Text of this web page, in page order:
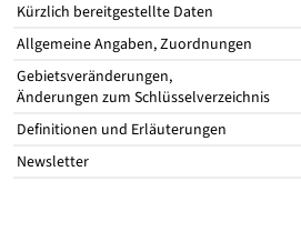
Kürzlich bereitgestellte Daten
Allgemeine Angaben, Zuordnungen
Gebietsveränderungen,
Änderungen zum Schlüsselverzeichnis
Definitionen und Erläuterungen
Newsletter